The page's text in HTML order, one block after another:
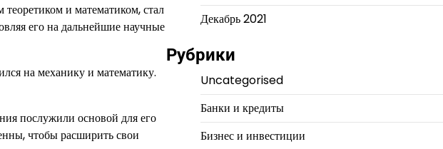
и математиком, стал
его на дальнейшие научные
на механику и математику.
послужили основой для его
чтобы расширить свои
Декабрь 2021
Рубрики
Uncategorised
Банки и кредиты
Бизнес и инвестиции